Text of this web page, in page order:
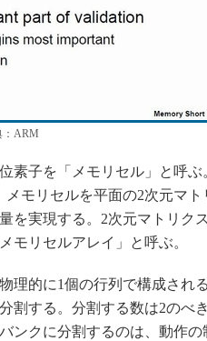
：ARM
素子を「メモリセル」と呼ぶ
モリセルを平面の2次元マ
を実現する。2次元マトリク
モリセルアレイ」と呼ぶ。
的に1個の行列で構成され
割する。分割する数は2のべ
ンクに分割するのは、動作